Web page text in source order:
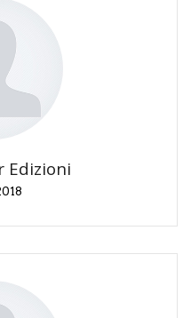
Edizioni
dei nuovi titoli al